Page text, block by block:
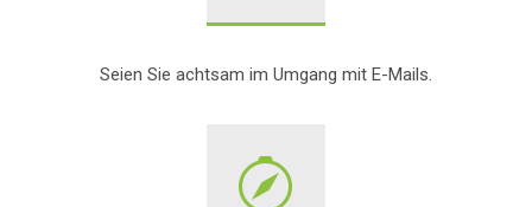
Seien Sie achtsam im Umgang mit E-Mails.